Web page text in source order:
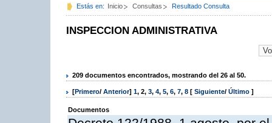
Estás en: Inicio Consultas Resultado Consulta
INSPECCION ADMINISTRATIVA
209 documentos encontrados, mostrando del 26 al 50.
[Primero/ Anterior] 1, 2, 3, 4, 5, 6, 7, 8 [ Siguiente/ Último ]
Documentos